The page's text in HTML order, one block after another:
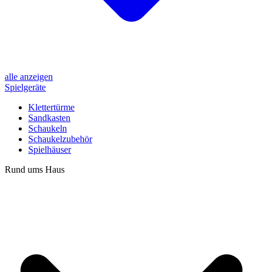
alle anzeigen
Spielgeräte
Klettertürme
Sandkasten
Schaukeln
Schaukelzubehör
Spielhäuser
Rund ums Haus